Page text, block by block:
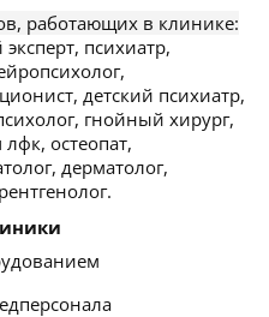
работающих в клинике:
психиатр,
детский психиатр,
гнойный хирург,
лфк, остеопат,
дерматолог,